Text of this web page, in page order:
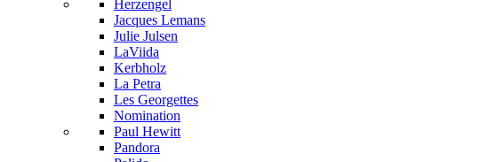
Herzengel
Jacques Lemans
Julie Julsen
LaViida
Kerbholz
La Petra
Les Georgettes
Nomination
Paul Hewitt
Pandora